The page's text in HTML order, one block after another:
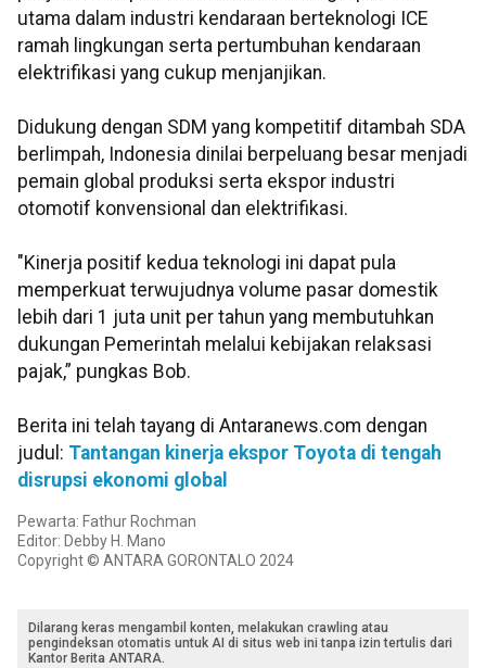
utama dalam industri kendaraan berteknologi ICE
ramah lingkungan serta pertumbuhan kendaraan
elektrifikasi yang cukup menjanjikan.
Didukung dengan SDM yang kompetitif ditambah SDA
berlimpah, Indonesia dinilai berpeluang besar menjadi
pemain global produksi serta ekspor industri
otomotif konvensional dan elektrifikasi.
"Kinerja positif kedua teknologi ini dapat pula
memperkuat terwujudnya volume pasar domestik
lebih dari 1 juta unit per tahun yang membutuhkan
dukungan Pemerintah melalui kebijakan relaksasi
pajak,” pungkas Bob.
Berita ini telah tayang di Antaranews.com dengan
judul: Tantangan kinerja ekspor Toyota di tengah
disrupsi ekonomi global
Pewarta: Fathur Rochman
Editor: Debby H. Mano
Copyright © ANTARA GORONTALO 2024
Dilarang keras mengambil konten, melakukan crawling atau
pengindeksan otomatis untuk AI di situs web ini tanpa izin tertulis dari
Kantor Berita ANTARA.